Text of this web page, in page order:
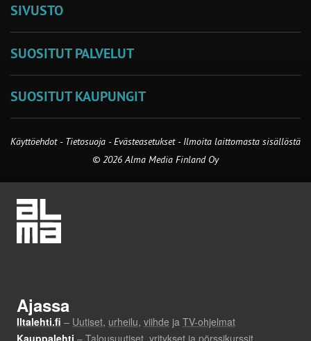
SIVUSTO
SUOSITUT PALVELUT
SUOSITUT KAUPUNGIT
Käyttöehdot - Tietosuoja -Evästeasetukset- Ilmoita laittomasta sisällöstä
© 2026 Alma Media Finland Oy